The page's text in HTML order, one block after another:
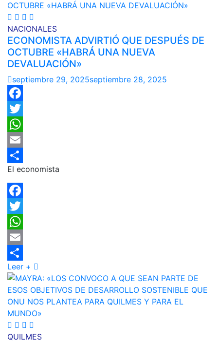
NACIONALES
ECONOMISTA ADVIRTIÓ QUE DESPUÉS DE
OCTUBRE «HABRÁ UNA NUEVA
DEVALUACIÓN»
septiembre 29, 2025septiembre 28, 2025
Facebook
Twitter
WhatsApp
Email
Compartir
El economista
Facebook
Twitter
WhatsApp
Email
Compartir
Leer +
QUILMES